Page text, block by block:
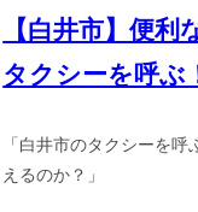
【白井市】便
タクシーを呼ぶ
「白井市のタクシーを
えるのか？」